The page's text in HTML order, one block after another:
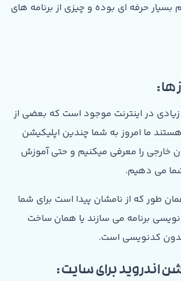
حرفه ای بوده و چیزی از برنامه های
ها :
در اینترنت موجود است که بعضی از
ما امروز به شما چندین اپلیکیشن
خارجی را معرفی میکنیم و حتی آموزش
شما می دهیم.
طور که از نامشان پیدا است برای شما
برنامه می سازند یا همان ساخت
بدون کدنویسی است.
اندروید برای سایت :